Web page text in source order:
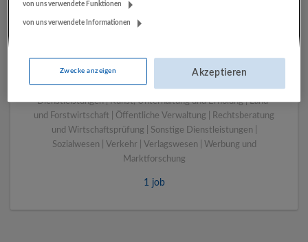
LUGSTEIN CONSULTING
Bau | Beherbergung und Gastronomie | Einzelhandel |
Energieversorgung | Finanz- und Versicherungsleistungen |
Gesundheitswesen | Herstellung von Waren | IT-
Dienstleistungen | Kunst, Unterhaltung und Erholung | Land-
und Forstwirtschaft | Öffentliche Verwaltung | Rechtsberatung
und Wirtschaftsprüfung | Sonstige Dienstleistungen |
Sozialwesen | Verkehr | Verlagswesen | Werbung und
Marktforschung
1 job
von uns verwendete Funktionen
von uns verwendete Informationen
Zwecke anzeigen Akzeptieren